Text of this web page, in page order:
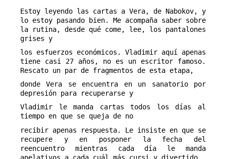
Estoy leyendo las cartas a Vera, de Nabokov, y
lo estoy pasando bien. Me acompaña saber sobre
la rutina, desde qué come, lee, los pantalones
grises y
los esfuerzos económicos. Vladimir aquí apenas
tiene casi 27 años, no es un escritor famoso.
Rescato un par de fragmentos de esta etapa,
donde Vera se encuentra en un sanatorio por
depresión para recuperarse y
Vladimir le manda cartas todos los días al
tiempo en que se queja de no
recibir apenas respuesta. Le insiste en que se
recupere y en posponer la fecha del
reencuentro mientras cada día le manda
apelativos a cada cuál más cursi y divertido.